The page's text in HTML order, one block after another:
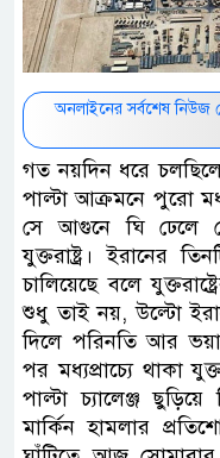
অনলাইনের সর্বশেষ
গত নয়দিন ধরে
পাল্টা আক্রমনে পুরো
সে আগুনে ঘি ঢেলে
যুক্তরাষ্ট্র। ইরানের
চালিয়েছে বলে
শুধু তাই নয়, উল্টো
দিলে পরিনতি আর
পর মধ্যপ্রাচ্যে থাকা
পাল্টা চ্যালেঞ্জ
মার্কিন হামলার